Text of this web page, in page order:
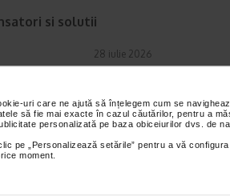
uri care ne ajută să înțelegem cum se
să fie mai exacte în cazul căutărilor, pentru a
personalizată pe baza obiceiurilor dvs. de
pe „Personalizează setările” pentru a vă
moment.
si solutii
28 iulie 2026